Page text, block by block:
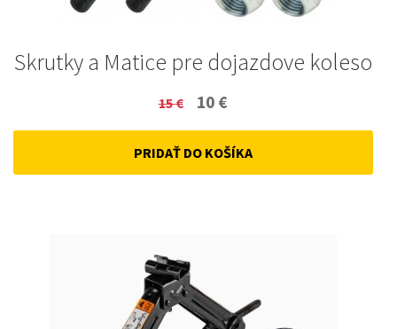
Skrutky a Matice pre dojazdove koleso
15€
Original
price
was:
10 €
price
is:
PRIDAŤ DO KOŠÍKA